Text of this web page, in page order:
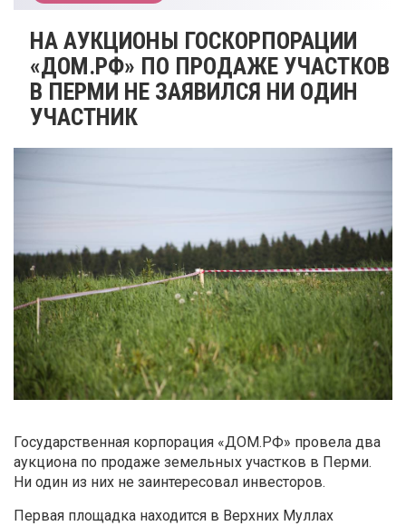
​НА АУКЦИОНЫ ГОСКОРПОРАЦИИ
«ДОМ.РФ» ПО ПРОДАЖЕ УЧАСТКОВ
В ПЕРМИ НЕ ЗАЯВИЛСЯ НИ ОДИН
УЧАСТНИК
Государственная корпорация «ДОМ.РФ» провела два
аукциона по продаже земельных участков в Перми.
Ни один из них не заинтересовал инвесторов.
Первая площадка находится в Верхних Муллах